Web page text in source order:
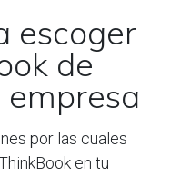
escoger
de
por las cuales
en tu